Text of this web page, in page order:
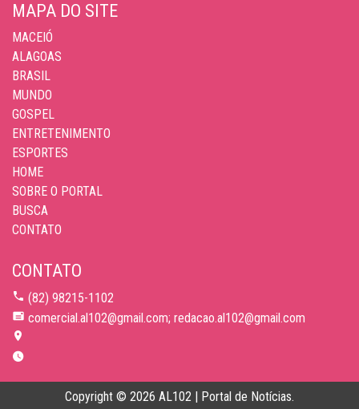
MAPA DO SITE
MACEIÓ
ALAGOAS
BRASIL
MUNDO
GOSPEL
ENTRETENIMENTO
ESPORTES
HOME
SOBRE O PORTAL
BUSCA
CONTATO
CONTATO
(82) 98215-1102
comercial.al102@gmail.com; redacao.al102@gmail.com
Copyright © 2026 AL102 | Portal de Notícias.